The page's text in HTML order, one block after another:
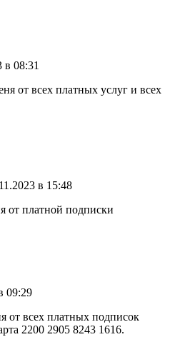
в 08:31
от всех платных услуг и всех
в 15:48
от платной подписки
09:29
от всех платных подписок
2200 2905 8243 1616.